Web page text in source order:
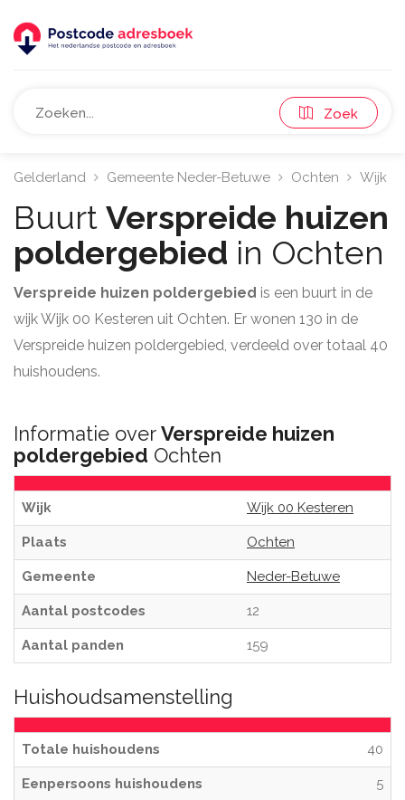
Zoek
Gelderland Gemeente Neder-Betuwe Ochten Wijk
Buurt Verspreide huizen
poldergebied in Ochten
Verspreide huizen poldergebied is een buurt in de
wijk Wijk 00 Kesteren uit Ochten. Er wonen 130 in de
Verspreide huizen poldergebied, verdeeld over totaal 40
huishoudens.
Informatie overVerspreide huizen
poldergebied Ochten
Wijk Wijk 00 Kesteren
Plaats Ochten
Gemeente Neder-Betuwe
Aantal postcodes 12
Aantal panden 159
Huishoudsamenstelling
Totale huishoudens 40
Eenpersoons huishoudens 5